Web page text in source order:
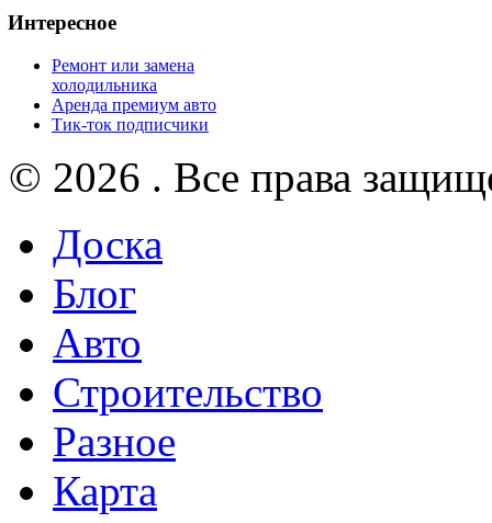
Интересное
Ремонт или замена
холодильника
Аренда премиум авто
Тик-ток подписчики
© 2026 . Все права
Доска
Блог
Авто
Строительство
Разное
Карта